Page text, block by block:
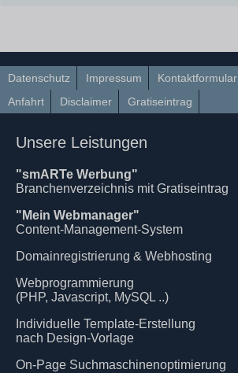
Datenschutz Impressum Kontaktformular
Anfahrt
Disclaimer Gratiseintrag
Unsere Leistungen
"smARTe Werbung"
Branchenverzeichnis mit Gratiseintrag
"Mein Webmanager"
Content-Management-System
Domainregistrierung & Webhosting
Webprogrammierung
(PHP, Javascript, MySQL ..)
Individuelle Template-Erstellung
nach Design-Vorlage
On-Page Suchmaschinenoptimierung